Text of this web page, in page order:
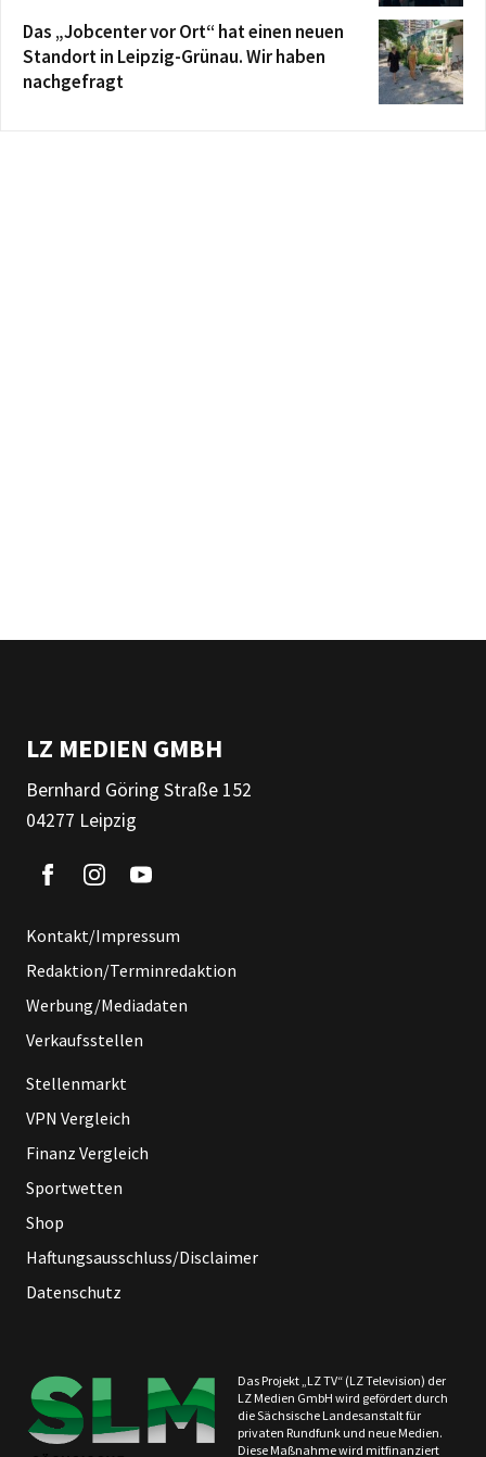
Das „Jobcenter vor Ort“ hat einen neuen
Standort in Leipzig-Grünau. Wir haben
nachgefragt
LZ MEDIEN GMBH
Bernhard Göring Straße 152
04277 Leipzig
Kontakt/Impressum
Redaktion/Terminredaktion
Werbung/Mediadaten
Verkaufsstellen
Stellenmarkt
VPN Vergleich
Finanz Vergleich
Sportwetten
Shop
Haftungsausschluss/Disclaimer
Datenschutz
Das Projekt „LZ TV“ (LZ Television) der
LZ Medien GmbH wird gefördert durch
die Sächsische Landesanstalt für
privaten Rundfunk und neue Medien.
Diese Maßnahme wird mitfinanziert